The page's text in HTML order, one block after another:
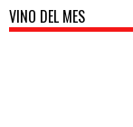
VINO DEL MES